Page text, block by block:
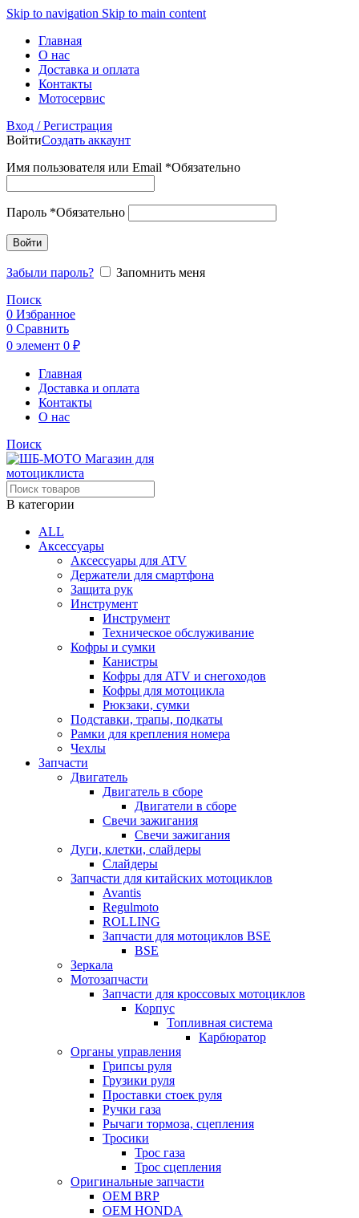
Skip to navigation Skip to main content
Главная
О нас
Доставка и оплата
Контакты
Мотосервис
Вход / Регистрация
ВойтиСоздать аккаунт
Имя пользователя или Email *Обязательно
Пароль *Обязательно
Войти
Забыли пароль?
Запомнить меня
Поиск
0 Избранное
0 Сравнить
0 элемент 0 ₽
Главная
Доставка и оплата
Контакты
О нас
Поиск
В категории
ALL
Аксессуары
Аксессуары для ATV
Держатели для смартфона
Защита рук
Инструмент
Инструмент
Техническое обслуживание
Кофры и сумки
Канистры
Кофры для ATV и снегоходов
Кофры для мотоцикла
Рюкзаки, сумки
Подставки, трапы, подкаты
Рамки для крепления номера
Чехлы
Запчасти
Двигатель
Двигатель в сборе
Двигатели в сборе
Свечи зажигания
Свечи зажигания
Дуги, клетки, слайдеры
Слайдеры
Запчасти для китайских мотоциклов
Avantis
Regulmoto
ROLLING
Запчасти для мотоциклов BSE
BSE
Зеркала
Мотозапчасти
Запчасти для кроссовых мотоциклов
Корпус
Топливная система
Карбюратор
Органы управления
Грипсы руля
Грузики руля
Проставки стоек руля
Ручки газа
Рычаги тормоза, сцепления
Тросики
Трос газа
Трос сцепления
Оригинальные запчасти
OEM BRP
OEM HONDA